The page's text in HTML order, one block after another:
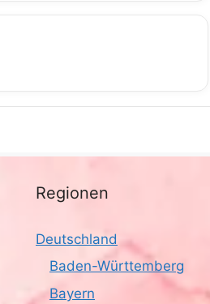
Regionen
Deutschland
Baden-Württemberg
Bayern